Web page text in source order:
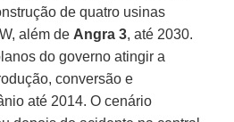
de quatro usinas
além de Angra 3, até 2030.
do governo atingir a
conversão e
até 2014. O cenário